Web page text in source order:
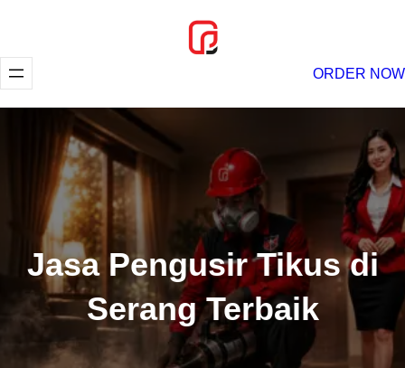
konten
ORDER NOW
Jasa Pengusir Tikus di
Serang Terbaik